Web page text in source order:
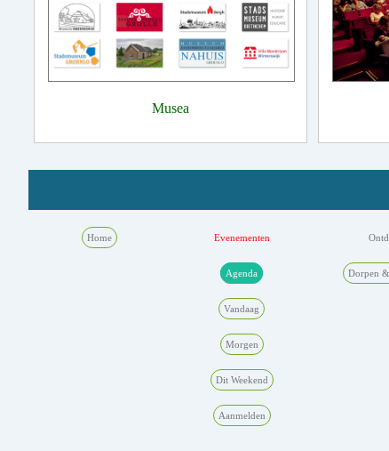
Musea
Home Evenementen
Agenda
Vandaag
Morgen
Dit Weekend
Aanmelden
Dorpen